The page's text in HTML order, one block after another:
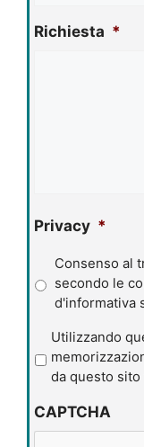
Richiesta *
Privacy *
Consenso al
secondo le
d'informativa
r
a
c
Utilizzando
da questo sito
CAPTCHA